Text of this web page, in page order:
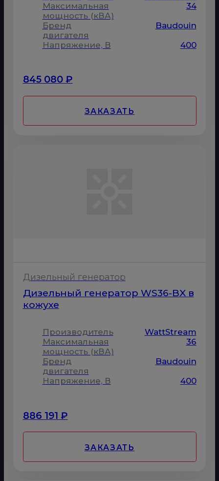
Максимальная
мощность (кВА)
34
Бренд
двигателя
Baudouin
Напряжение, В
400
845 080 ₽
ЗАКАЗАТЬ
Дизельный генератор
Дизельный генератор WS36-BX в
кожухе
Производитель
WattStream
Максимальная
мощность (кВА)
36
Бренд
двигателя
Baudouin
Напряжение, В
400
886 191 ₽
ЗАКАЗАТЬ